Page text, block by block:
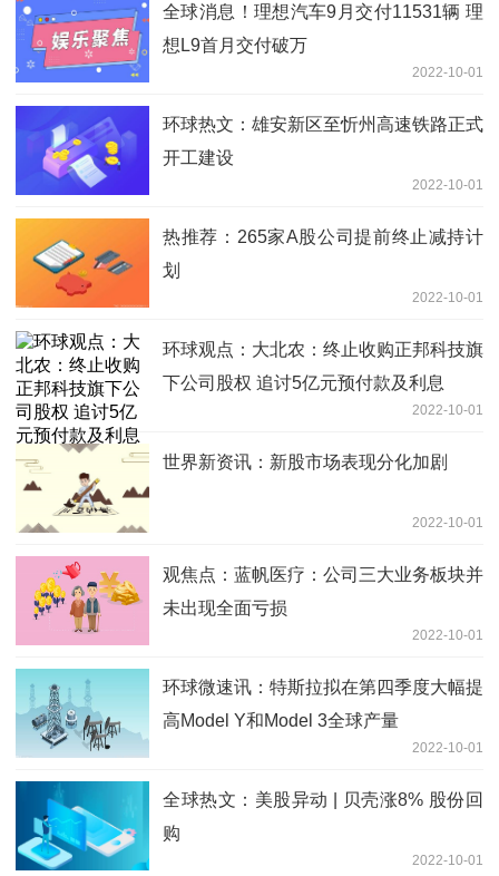
全球消息！理想汽车9月交付11531辆 理
想L9首月交付破万
2022-10-01
环球热文：雄安新区至忻州高速铁路正式
开工建设
2022-10-01
热推荐：265家A股公司提前终止减持计
划
2022-10-01
环球观点：大北农：终止收购正邦科技旗
下公司股权 追讨5亿元预付款及利息
2022-10-01
世界新资讯：新股市场表现分化加剧
2022-10-01
观焦点：蓝帆医疗：公司三大业务板块并
未出现全面亏损
2022-10-01
环球微速讯：特斯拉拟在第四季度大幅提
高Model Y和Model 3全球产量
2022-10-01
全球热文：美股异动 | 贝壳涨8% 股份回
购
2022-10-01